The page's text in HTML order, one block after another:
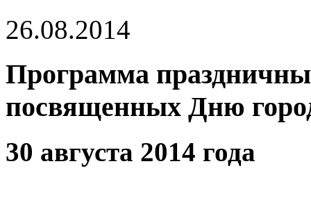
26.08.2014
Программа
посвященных Дню
30 августа 2014 года